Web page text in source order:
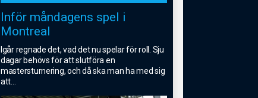
Inför måndagens spel i
Montreal
Igår regnade det, vad det nu spelar för roll. Sju
dagar behövs för att slutföra en
mastersturnering, och då ska man ha med sig
att...